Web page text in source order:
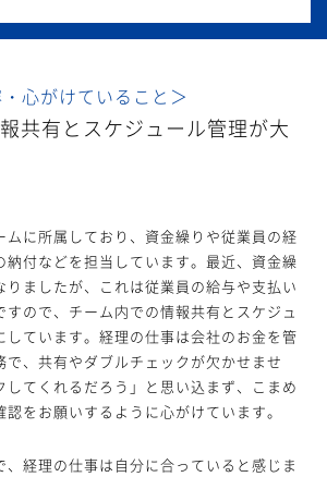
心がけていること＞
共有とスケジュール管理が大
ムに所属しており、資金繰りや従業員の経
納付などを担当しています。最近、資金繰
りましたが、これは従業員の給与や支払い
すので、チーム内での情報共有とスケジュ
しています。経理の仕事は会社のお金を管
で、共有やダブルチェックが欠かせませ
してくれるだろう」と思い込まず、こまめ
をお願いするように心がけています。
経理の仕事は自分に合っていると感じま